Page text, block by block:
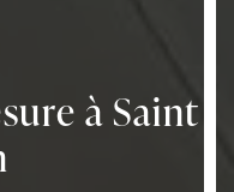
à Saint